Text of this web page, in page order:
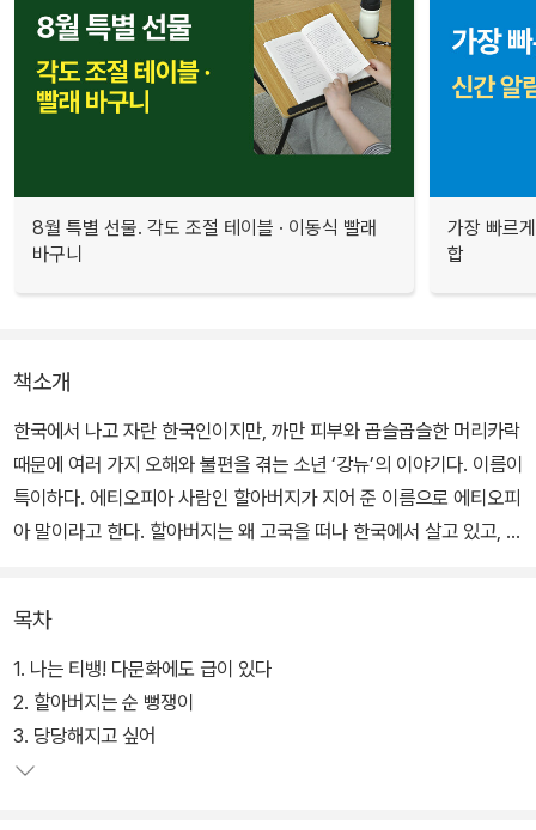
8월 특별 선물. 각도 조절 테이블 · 이동식 빨래
바구니
가장 빠르
합
책소개
한국에서 나고 자란 한국인이지만, 까만 피부와 곱슬곱슬한 머리카락
때문에 여러 가지 오해와 불편을 겪는 소년 ‘강뉴’의 이야기다. 이름이
특이하다. 에티오피아 사람인 할아버지가 지어 준 이름으로 에티오피
아 말이라고 한다. 할아버지는 왜 고국을 떠나 한국에서 살고 있고, 강
아주 오래전, 에티오피아의 황실근위부대였다가 작고 힘없는 나라의
자유를 지켜 주기 위해 한국전쟁에 참전했다는 할아버지. 말도 안 되
는 거짓말이라며 코웃음을 쳤으면서도, 강뉴는 그 말이 진실인지 확
인하기 위해 기차를 타고 전쟁기념관을 찾아간다. 그리고 그곳에서
자신의 이름에 담긴 뜻과, 젊은 시절의 늠름한 할아버지를 만나게 된
목차
1. 나는 티뱅! 다문화에도 급이 있다
2. 할아버지는 순 뻥쟁이
3. 당당해지고 싶어